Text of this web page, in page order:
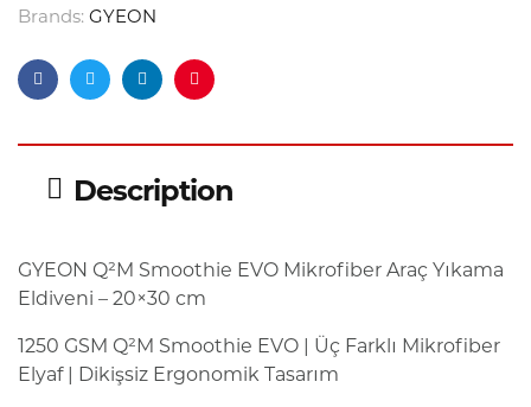
Brands: GYEON
FacebookTwitterLinkedinPinterest
Description
GYEON Q²M Smoothie EVO Mikrofiber Araç Yıkama
Eldiveni – 20×30 cm
1250 GSM Q²M Smoothie EVO | Üç Farklı Mikrofiber
Elyaf | Dikişsiz Ergonomik Tasarım